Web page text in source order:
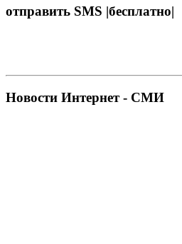
отправить SMS |бесплатно|
Новости Интернет - СМИ